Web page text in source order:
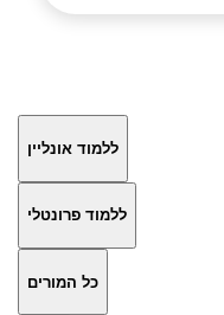
ללמוד אונליין
ללמוד פרונטלי
כל המורים